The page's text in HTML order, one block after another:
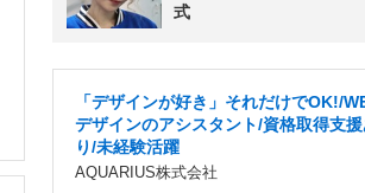
式
「デザインが好き」それだけでOK!/
デザインのアシスタント/資格取得支
り/未経験活躍
AQUARIUS株式会社